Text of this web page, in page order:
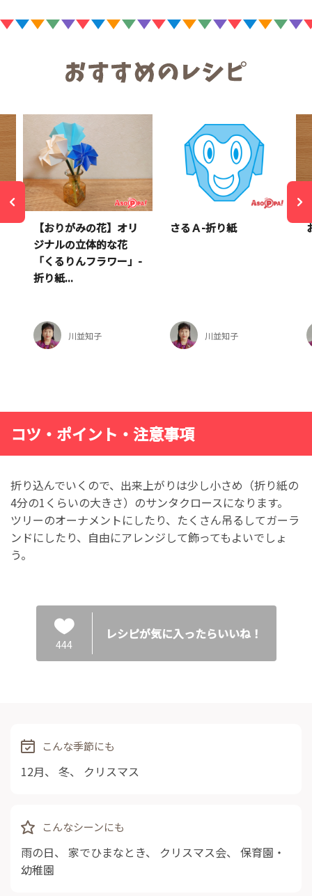
【おりがみの花】オリ
ジナルの立体的な花
「くるりんフラワー」-
折り紙...
川並知子
さるＡ-折り紙
川並知子
コツ・ポイント・注意事項
折り込んでいくので、出来上がりは少し小さめ（折り紙の
4分の1くらいの大きさ）のサンタクロースになります。
ツリーのオーナメントにしたり、たくさん吊るしてガーラ
ンドにしたり、自由にアレンジして飾ってもよいでしょ
う。
444
レシピが気に入ったらいいね！
こんな季節にも
12月、 冬、 クリスマス
こんなシーンにも
雨の日、 家でひまなとき、 クリスマス会、
保育園・
幼稚園